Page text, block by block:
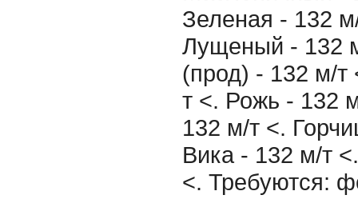
Зеленая - 132
Лущеный - 132
(прод) - 132 м/т
т <. Рожь - 132
132 м/т <.
Вика - 132 м/т
<. Требуются: